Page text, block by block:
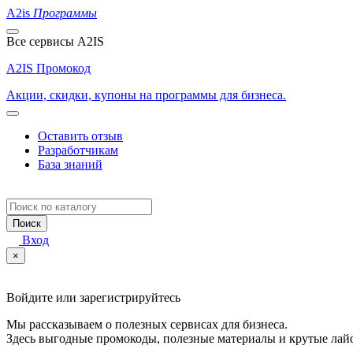
A2is Программы
Все сервисы A2IS
A2IS Промокод
Акции, скидки, купоны на программы для бизнеса.
Оставить отзыв
Разработчикам
База знаний
Поиск
Вход
×
Войдите или зарегистрируйтесь
Мы рассказываем о полезных сервисах для бизнеса.
Здесь выгодные промокоды, полезные материалы и крутые